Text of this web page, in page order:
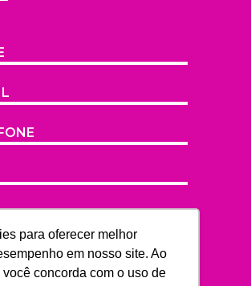
para oferecer melhor
em nosso site. Ao
concorda com o uso de